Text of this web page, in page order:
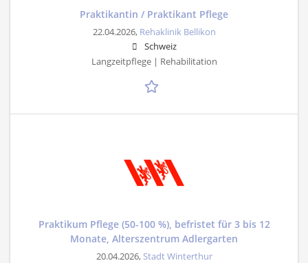
Praktikantin / Praktikant Pflege
22.04.2026, Rehaklinik Bellikon
Schweiz
Langzeitpflege | Rehabilitation
Praktikum Pflege (50-100 %), befristet für 3 bis 12
Monate, Alterszentrum Adlergarten
20.04.2026, Stadt Winterthur